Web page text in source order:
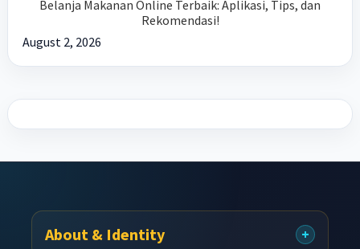
Belanja Makanan Online Terbaik: Aplikasi, Tips, dan
Rekomendasi!
August 2, 2026
About & Identity